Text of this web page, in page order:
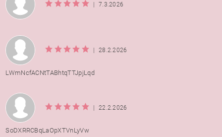
7.3.2026
28.2.2026
LWmNcfACNtTABhtqTTJpjLqd
22.2.2026
SoDXRRCBqLaOpXTVnLyVw